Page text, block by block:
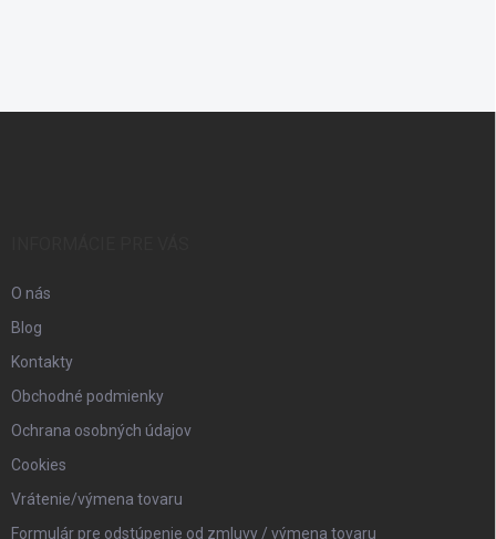
O nás
Blog
Kontakty
Obchodné podmienky
Ochrana osobných údajov
Cookies
Vrátenie/výmena tovaru
Formulár pre odstúpenie od zmluvy / výmena tovaru